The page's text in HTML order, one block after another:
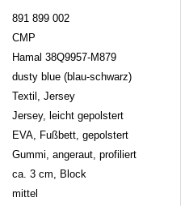
891 899 002
CMP
Hamal 38Q9957-M879
dusty blue (blau-schwarz)
Textil, Jersey
Jersey, leicht gepolstert
EVA, Fußbett, gepolstert
Gummi, angeraut, profiliert
ca. 3 cm, Block
mittel